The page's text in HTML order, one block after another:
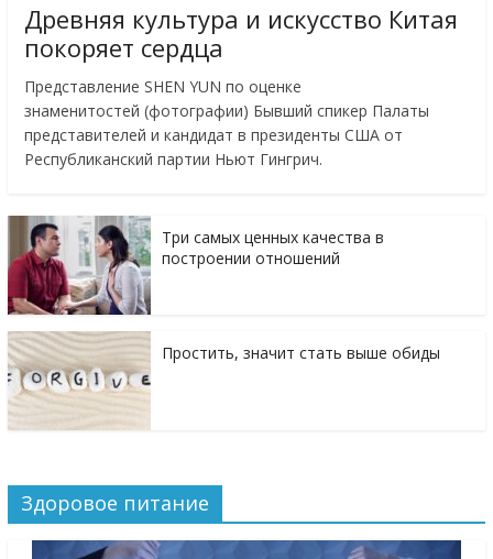
Древняя культура и искусство Китая
покоряет сердца
Представление SHEN YUN по оценке
знаменитостей (фотографии) Бывший спикер Палаты
представителей и кандидат в президенты США от
Республиканский партии Ньют Гингрич.
Три самых ценных качества в
построении отношений
Простить, значит стать выше обиды
Здоровое питание